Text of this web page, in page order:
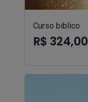
Curso biblico
R$ 324,00